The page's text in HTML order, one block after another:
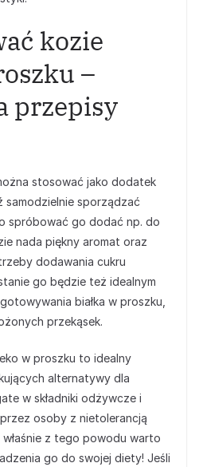
kozie
–
przepisy
stosować jako dodatek
sporządzać
spróbować go dodać np. do
nada piękny aromat oraz
dodawania cukru
go będzie też idealnym
białka w proszku,
przekąsek.
w proszku to idealny
alternatywy dla
w składniki odżywcze i
osoby z nietolerancją
z tego powodu warto
go do swojej diety! Jeśli